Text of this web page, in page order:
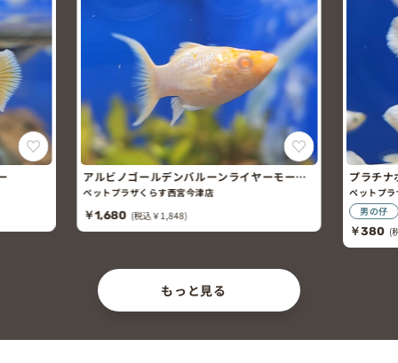
アルビノゴールデンバルーンライヤーモー
リー
ペットプラザくらす西宮今津店
￥1,680 (税込￥1,848)
プラチナ
ペットプ
男の仔
￥380 (
もっと見る